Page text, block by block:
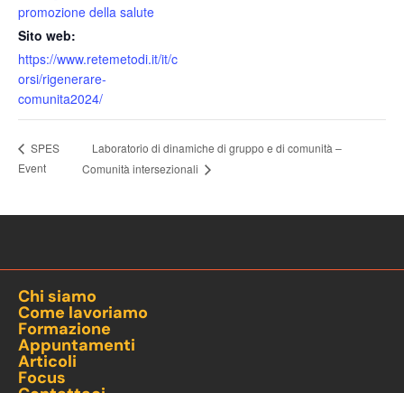
promozione della salute
Sito web:
https://www.retemetodi.it/it/c
orsi/rigenerare-
comunita2024/
SPES
Event
Laboratorio di dinamiche di gruppo e di comunità –
Comunità intersezionali
Chi siamo
Come lavoriamo
Formazione
Appuntamenti
Articoli
Focus